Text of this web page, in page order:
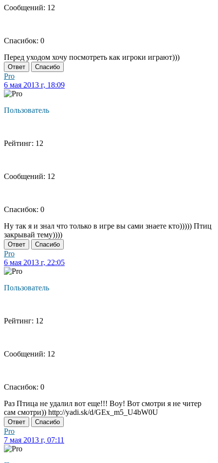
Сообщений: 12
Спасибок: 0
Перед уходом хочу посмотреть как игроки играют)))
Ответ Спасибо
Pro
6 мая 2013 г, 18:09
Пользователь
Рейтинг: 12
Сообщений: 12
Спасибок: 0
Ну так я и знал что только в игре вы сами знаете кто))))) Птиц
закрывай тему))))
Ответ Спасибо
Pro
6 мая 2013 г, 22:05
Пользователь
Рейтинг: 12
Сообщений: 12
Спасибок: 0
Раз Птица не удалил вот еще!!! Boy! Вот смотри я не читер
сам смотри)) http://yadi.sk/d/GEx_m5_U4bW0U
Ответ Спасибо
Pro
7 мая 2013 г, 07:11